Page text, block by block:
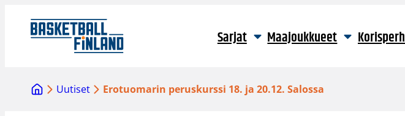
sisältöön
Sarjat Maajoukkueet
Uutiset Erotuomarin peruskurssi 18. ja 20.12. Salossa